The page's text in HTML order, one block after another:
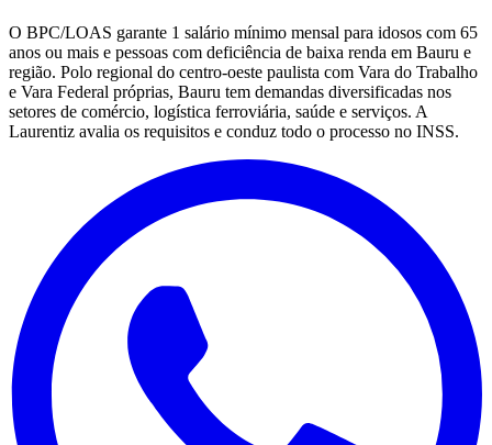
O BPC/LOAS garante 1 salário mínimo mensal para idosos com 65
anos ou mais e pessoas com deficiência de baixa renda em Bauru e
região. Polo regional do centro-oeste paulista com Vara do Trabalho
e Vara Federal próprias, Bauru tem demandas diversificadas nos
setores de comércio, logística ferroviária, saúde e serviços. A
Laurentiz avalia os requisitos e conduz todo o processo no INSS.